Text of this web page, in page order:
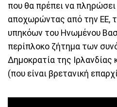
που θα πρέπει να
αποχωρώντας από την ΕΕ,
υπηκόων του Ηνωμένου
περίπλοκο ζήτημα των
Δημοκρατία της Ιρλανδίας
(που είναι βρετανική